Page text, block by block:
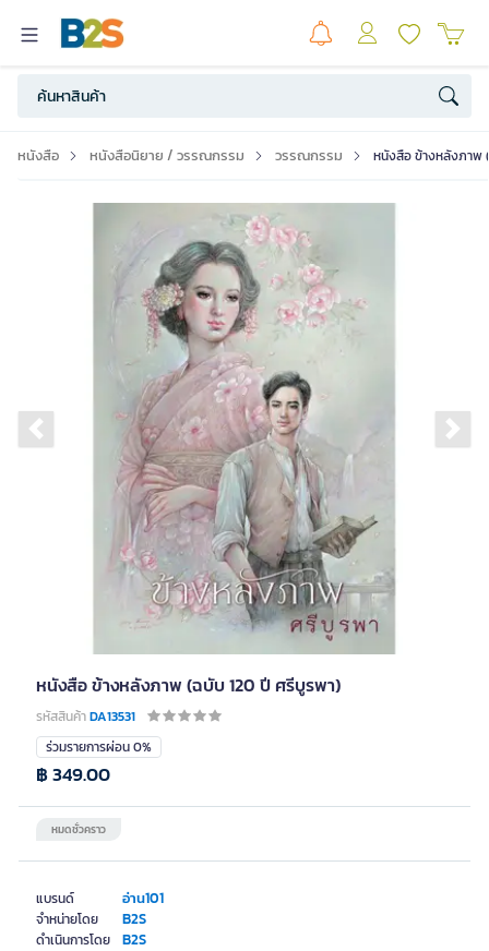
หนังสือ หนังสือนิยาย / วรรณกรรม วรรณกรรม หนังสือ ข้างหลังภาพ
Previous slide
หนังสือ ข้างหลังภาพ (ฉบับ 120 ปี ศรีบูรพา)
รหัสสินค้าDA13531
แบรนด์ อ่าน101
จำหน่ายโดย B2S
ดำเนินการโดย B2S
ร่วมรายการผ่อน 0%
หมดชั่วคราว
฿ 349.00